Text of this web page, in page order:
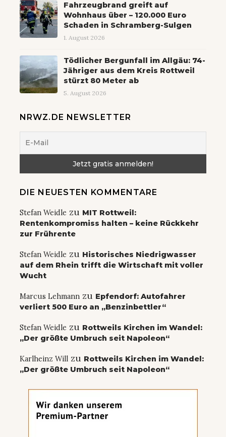
Fahrzeugbrand greift auf
Wohnhaus über – 120.000 Euro
Schaden in Schramberg-Sulgen
1. August 2026
Tödlicher Bergunfall im Allgäu: 74-
Jähriger aus dem Kreis Rottweil
stürzt 80 Meter ab
5. August 2026
NRWZ.DE NEWSLETTER
DIE NEUESTEN KOMMENTARE
Stefan Weidle zu MIT Rottweil:
Rentenkompromiss halten – keine Rückkehr
zur Frührente
Stefan Weidle zu Historisches Niedrigwasser
auf dem Rhein trifft die Wirtschaft mit voller
Wucht
Marcus Lehmann zu Epfendorf: Autofahrer
verliert 500 Euro an „Benzinbettler“
Stefan Weidle zu Rottweils Kirchen im Wandel:
„Der größte Umbruch seit Napoleon“
Karlheinz Will zu Rottweils Kirchen im Wandel:
„Der größte Umbruch seit Napoleon“